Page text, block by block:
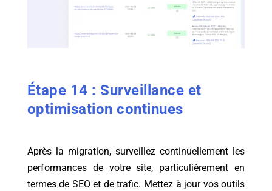
Étape 14 : Surveillance et
optimisation continues
Après la migration, surveillez continuellement les
performances de votre site, particulièrement en
termes de SEO et de trafic. Mettez à jour vos outils